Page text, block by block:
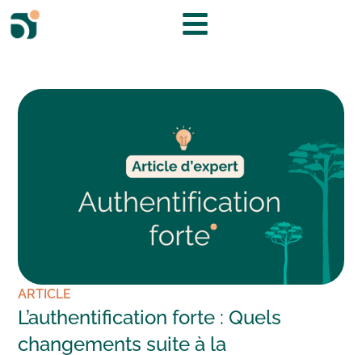
ARTICLE
L’authentification forte : Quels
changements suite à la